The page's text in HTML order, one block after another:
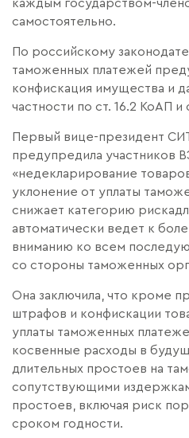
каждым государством-
самостоятельно.
По российскому
таможенных платежей
конфискация имущества и
частности по ст. 16.2 КоАП и
Первый вице-президент
предупредила участников
«недекларирование
уклонение от уплаты
снижает категорию
автоматически ведет к
вниманию ко всем
со стороны таможенных
Она заключила, что кроме
штрафов и конфискации
уплаты таможенных
косвенные расходы в
длительных простоев на
сопутствующими
простоев, включая риск
сроком годности.